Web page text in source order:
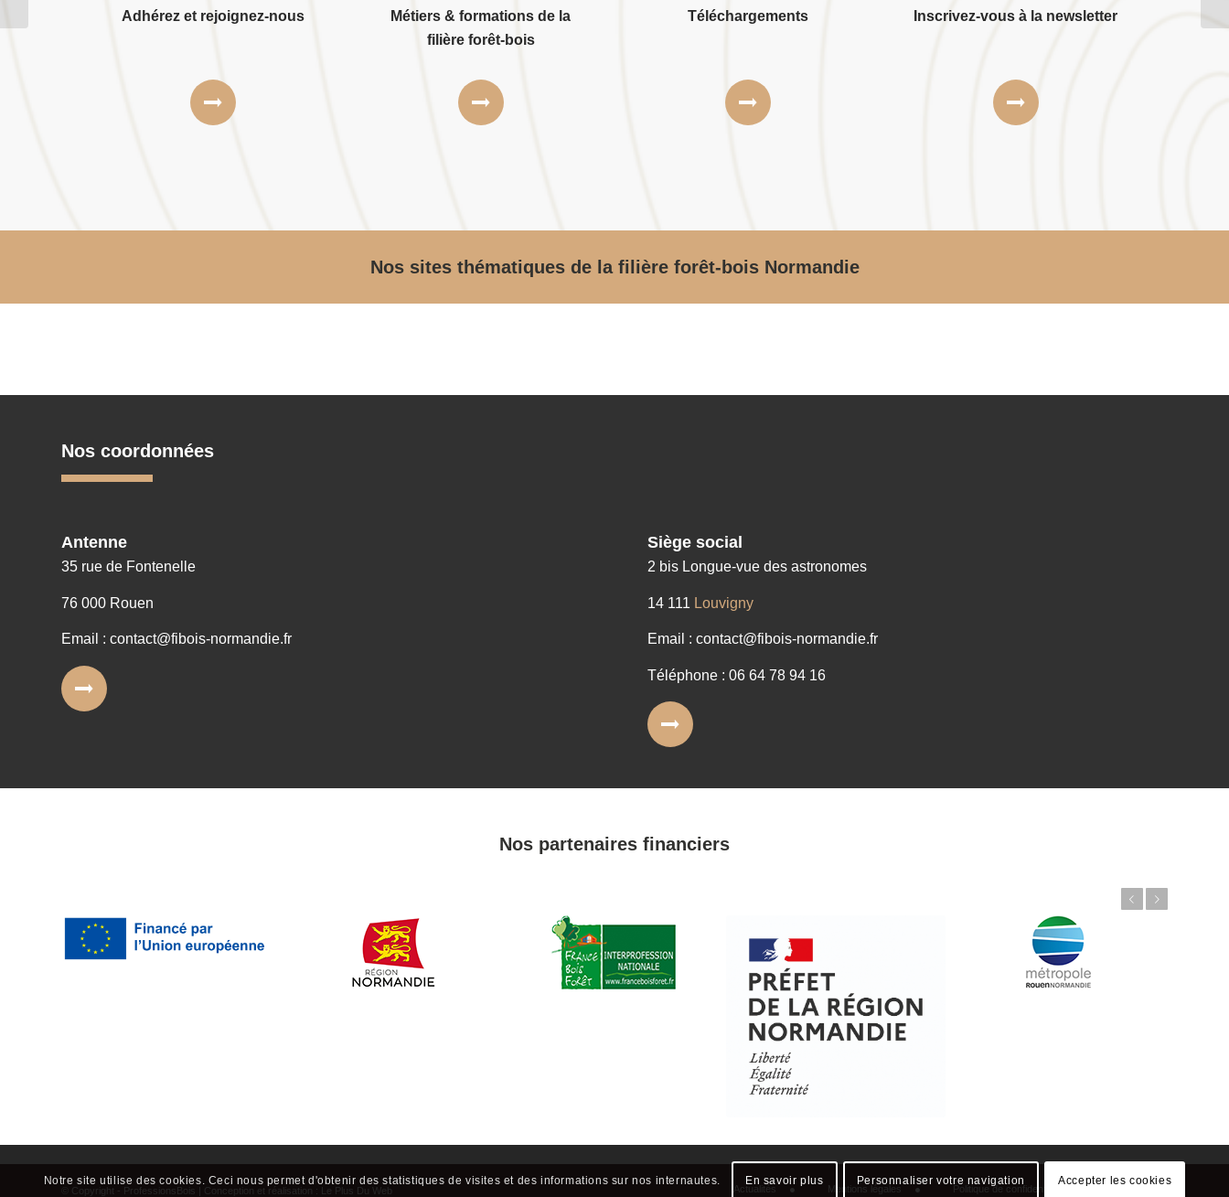
Adhérez et rejoignez-nous
Métiers & formations de la
filière forêt-bois
Téléchargements Inscrivez-vous à la newsletter
Nos sites thématiques de la filière forêt-bois Normandie
Nos coordonnées
Antenne
35 rue de Fontenelle
76 000 Rouen
Email : contact@fibois-normandie.fr
Siège social
2 bis Longue-vue des astronomes
14 111 Louvigny
Email : contact@fibois-normandie.fr
Téléphone : 06 64 78 94 16
Nos partenaires financiers
© Copyright - ProfessionsBois | Conception et réalisation :Le Plus Du Web Actualités Mentions légales Politique de confidentialité Plan du site
Notre site utilise des cookies. Ceci nous permet d'obtenir des statistiques de visites et des informations sur nos internautes. En savoir plus Personnaliser votre navigation Accepter les cookies